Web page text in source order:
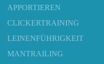
APPORTIEREN
CLICKERTRAINING
LEINENFÜHRIGKEIT
MANTRAILING